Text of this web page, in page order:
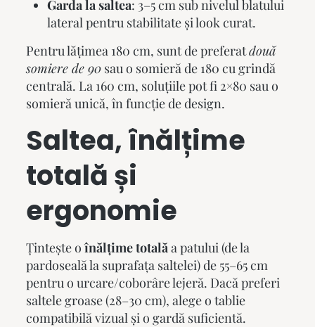
Garda la saltea: 3–5 cm sub nivelul blatului
lateral pentru stabilitate și look curat.
Pentru lățimea 180 cm, sunt de preferatdouă
somiere de 90sau o somieră de 180 cu grindă
centrală. La 160 cm, soluțiile pot fi 2×80 sau o
somieră unică, în funcție de design.
Saltea, înălțime
totală și
ergonomie
Țintește oînălțime totalăa patului (de la
pardoseală la suprafața saltelei) de 55–65 cm
pentru o urcare/coborâre lejeră. Dacă preferi
saltele groase (28–30 cm), alege o tablie
compatibilă vizual și o gardă suficientă.